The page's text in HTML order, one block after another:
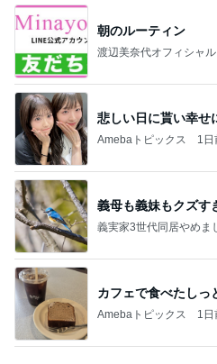
朝のルーティン
渡辺美奈代オフィシャ
悲しい日に貰い幸せ
Amebaトピックス 1日
義母も義妹もクズす
義実家3世代同居やめま
カフェで食べたしっ
Amebaトピックス 1日